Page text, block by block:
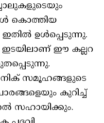
കൊത്തിയ
ഇതിൽ ഉൾപ്പെടുന്നു.
ഇടയിലാണ് ഈ കല്ലറ
സമൂഹങ്ങളുടെ
കുറിച്ച്
സഹായിക്കും.